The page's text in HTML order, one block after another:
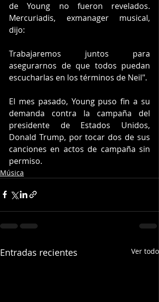
de Young no fueron revelados.
Mercuriadis, exmanager musical,
dijo:
Trabajaremos juntos para
asegurarnos de que todos puedan
escucharlas en los términos de Neil".
El mes pasado, Young puso fin a su
demanda contra la campaña del
presidente de Estados Unidos,
Donald Trump, por tocar dos de sus
canciones en actos de campaña sin
permiso.
Música
Entradas recientes Ver todo